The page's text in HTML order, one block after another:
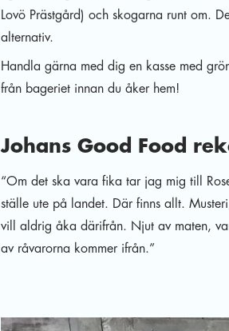
Lovö Prästgård) och skogarna runt om.
alternativ.
Handla gärna med dig en kasse med
från bageriet innan du åker hem!
Johans Good Food
“Om det ska vara fika tar jag mig till
ställe ute på landet. Där finns allt.
vill aldrig åka därifrån. Njut av maten,
av råvarorna kommer ifrån.”